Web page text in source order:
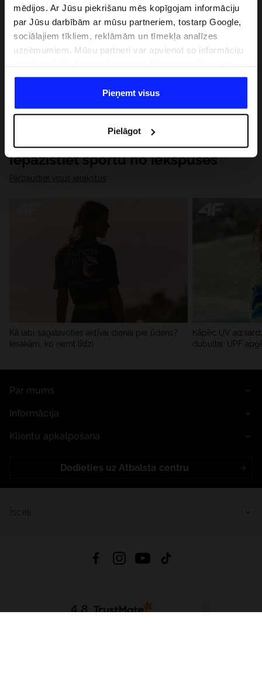
mēdijos. Ar Jūsu piekrišanu mēs kopīgojam informāciju
par Jūsu darbībām ar mūsu partneriem, tostarp Google,
sociālajiem tīkliem, reklāmām un tīmekļa analīzes
uzņēmumiem. Mūsu partneri var apvienot so informāciju
datiem, ko viņi iegūst, izmantojot viņu pakalpojumus. Ar
Jūsu atļauju, mēs varam pārsūtīt Jūsu personas datus
saviem partneriem, lai uzlabotu veidu, kadā tiek rādīta
saturu un uzlabotu mūsu partneru piedāvātos risinajumus
( piem. socialos tīklus). Detalizētu informāciju var atrast
mūsu Privātuma politikā un sadaļā "Detaļas".
Pieņemt visus
Pielāgot
Iepazīstiet sportu no iekšpuses
Pārbaudiet visus ierakstus
Kā labi sagatavoties aktīvai dienai pie ūdens?
Iesakām, ko ņemt līdzi
Kāpēc UV
dubultai: UPF
Par mums
Informācija
Klientu apkalpošana
Dodieties uz Atbalsta centru
4.8